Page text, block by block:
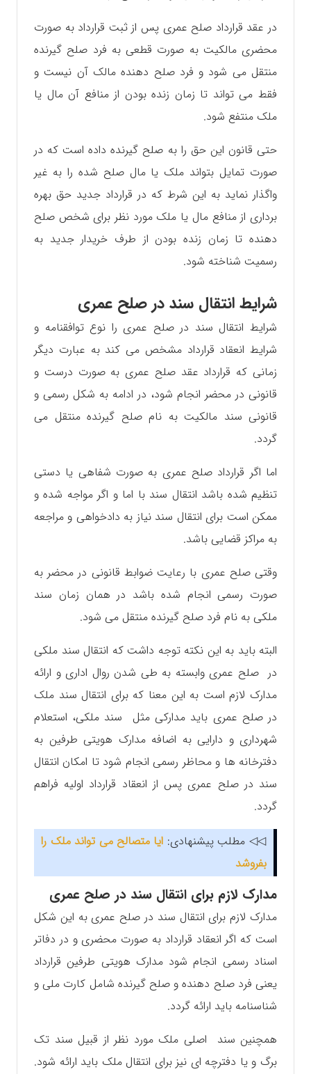
در عقد قرارداد صلح عمری پس از ثبت قرارداد به صورت
محضری مالکیت به صورت قطعی به فرد صلح گیرنده
منتقل می شود و فرد صلح دهنده مالک آن نیست و
فقط می تواند تا زمان زنده بودن از منافع آن مال یا
ملک منتفع شود.
حتی قانون این حق را به صلح گیرنده داده است که در
صورت تمایل بتواند ملک یا مال صلح شده را به غیر
واگذار نماید به این شرط که در قرارداد جدید حق بهره
برداری از منافع مال یا ملک مورد نظر برای شخص صلح
دهنده تا زمان زنده بودن از طرف خریدار جدید به
رسمیت شناخته شود.
شرایط انتقال سند در صلح عمری
شرایط انتقال سند در صلح عمری را نوع توافقنامه و
شرایط انعقاد قرارداد مشخص می کند به عبارت دیگر
زمانی که قرارداد عقد صلح عمری به صورت درست و
قانونی در محضر انجام شود، در ادامه به شکل رسمی و
قانونی سند مالکیت به نام صلح گیرنده منتقل می
گردد.
اما اگر قرارداد صلح عمری به صورت شفاهی یا دستی
تنظیم شده باشد انتقال سند با اما و اگر مواجه شده و
ممکن است برای انتقال سند نیاز به دادخواهی و مراجعه
به مراکز قضایی باشد.
وقتی صلح عمری با رعایت ضوابط قانونی در محضر به
صورت رسمی انجام شده باشد در همان زمان سند
ملکی به نام فرد صلح گیرنده منتقل می شود.
البته باید به این نکته توجه داشت که انتقال سند ملکی
در صلح عمری وابسته به طی شدن روال اداری و ارائه
مدارک لازم است به این معنا که برای انتقال سند ملک
در صلح عمری باید مدارکی مثل سند ملکی، استعلام
شهرداری و دارایی به اضافه مدارک هویتی طرفین به
دفترخانه ها و محاظر رسمی انجام شود تا امکان انتقال
سند در صلح عمری پس از انعقاد قرارداد اولیه فراهم
گردد.
◁◁ مطلب پیشنهادی: ایا متصالح می تواند ملک را
بفروشد
مدارک لازم برای انتقال سند در صلح عمری
مدارک لازم برای انتقال سند در صلح عمری به این شکل
است که اگر انعقاد قرارداد به صورت محضری و در دفاتر
اسناد رسمی انجام شود مدارک هویتی طرفین قرارداد
یعنی فرد صلح دهنده و صلح گیرنده شامل کارت ملی و
شناسنامه باید ارائه گردد.
همچنین سند اصلی ملک مورد نظر از قبیل سند تک
برگ و یا دفترچه ای نیز برای انتقال ملک باید ارائه شود.